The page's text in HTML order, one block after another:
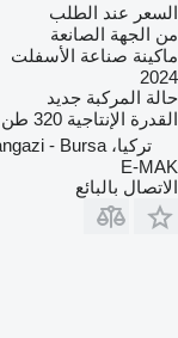
السعر عند الطلب
من الجهة الصانعة
ماكينة صناعة الأسفلت
2024
حالة المركبة جديد
القدرة الإنتاجية 320 طن / ساعة
تركيا، Osmangazi - Bursa
E-MAK
الاتصال بالبائع